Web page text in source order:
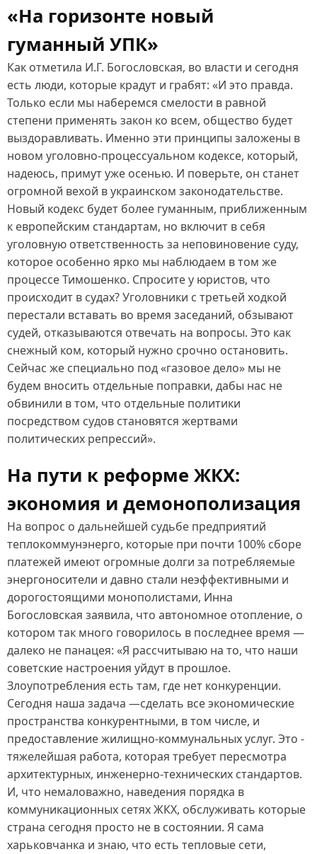
«На горизонте новый
гуманный УПК»
Как отметила И.Г. Богословская, во власти и сегодня
есть люди, которые крадут и грабят: «И это правда.
Только если мы наберемся смелости в равной
степени применять закон ко всем, общество будет
выздоравливать. Именно эти принципы заложены в
новом уголовно-процессуальном кодексе, который,
надеюсь, примут уже осенью. И поверьте, он станет
огромной вехой в украинском законодательстве.
Новый кодекс будет более гуманным, приближенным
к европейским стандартам, но включит в себя
уголовную ответственность за неповиновение суду,
которое особенно ярко мы наблюдаем в том же
процессе Тимошенко. Спросите у юристов, что
происходит в судах? Уголовники с третьей ходкой
перестали вставать во время заседаний, обзывают
судей, отказываются отвечать на вопросы. Это как
снежный ком, который нужно срочно остановить.
Сейчас же специально под «газовое дело» мы не
будем вносить отдельные поправки, дабы нас не
обвинили в том, что отдельные политики
посредством судов становятся жертвами
политических репрессий».
На пути к реформе ЖКХ:
экономия и демонополизация
На вопрос о дальнейшей судьбе предприятий
теплокоммунэнерго, которые при почти 100% сборе
платежей имеют огромные долги за потребляемые
энергоносители и давно стали неэффективными и
дорогостоящими монополистами, Инна
Богословская заявила, что автономное отопление, о
котором так много говорилось в последнее время —
далеко не панацея: «Я рассчитываю на то, что наши
советские настроения уйдут в прошлое.
Злоупотребления есть там, где нет конкуренции.
Сегодня наша задача —сделать все экономические
пространства конкурентными, в том числе, и
предоставление жилищно-коммунальных услуг. Это -
тяжелейшая работа, которая требует пересмотра
архитектурных, инженерно-технических стандартов.
И, что немаловажно, наведения порядка в
коммуникационных сетях ЖКХ, обслуживать которые
страна сегодня просто не в состоянии. Я сама
харьковчанка и знаю, что есть тепловые сети,